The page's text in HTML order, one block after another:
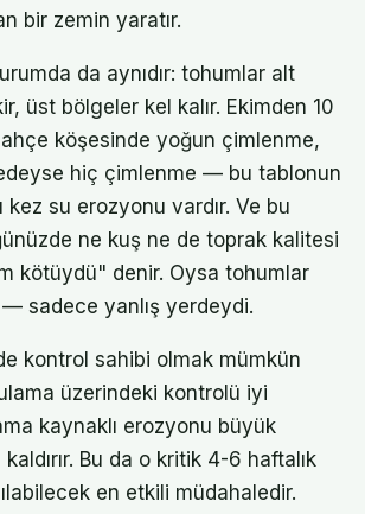
bir zemin yaratır.
da aynıdır: tohumlar alt
üst bölgeler kel kalır. Ekimden 10
köşesinde yoğun çimlenme,
hiç çimlenme — bu tablonun
kez su erozyonu vardır. Ve bu
ne kuş ne de toprak kalitesi
kötüydü" denir. Oysa tohumlar
— sadece yanlış yerdeydi.
kontrol sahibi olmak mümkün
üzerindeki kontrolü iyi
kaynaklı erozyonu büyük
Bu da o kritik 4-6 haftalık
en etkili müdahaledir.